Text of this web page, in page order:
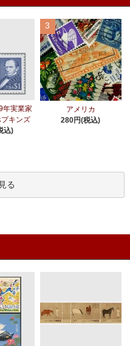
年実業家
キンズ
込)
3
アメリカ
280円(税込)
る